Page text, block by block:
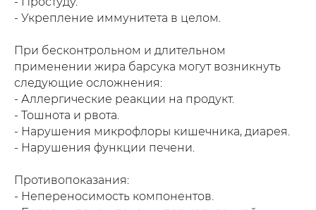
- Укрепление иммунитета в целом.
При бесконтрольном и длительном
применении жира барсука могут возникнуть
следующие осложнения:
- Аллергические реакции на продукт.
- Тошнота и рвота.
- Нарушения микрофлоры кишечника, диарея.
- Нарушения функции печени.
Противопоказания:
- Непереносимость компонентов.